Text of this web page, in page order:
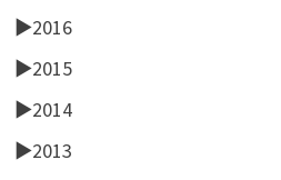
►2016
►2015
►2014
►2013